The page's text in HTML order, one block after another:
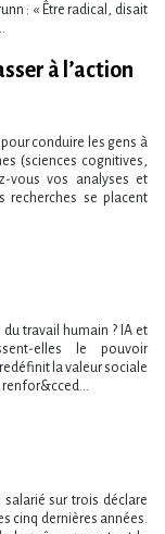
: « Être radical, disait
à l​‌’action
conduire les gens à
(sciences cognitives,
vous vos analyses et
recherches se placent
travail humain ? IA et
elles le pouvoir
redéfinit la valeur sociale
salarié sur trois déclare
cinq dernières années.